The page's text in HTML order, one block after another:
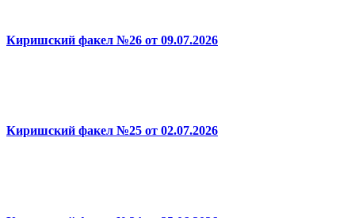
Киришский факел №26 от 09.07.2026
Киришский факел №25 от 02.07.2026